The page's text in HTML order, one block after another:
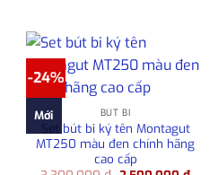
-24%
Mới BÚT BI
Set bút bi ký tên Montagut
MT250 màu đen chính hãng
cao cấp